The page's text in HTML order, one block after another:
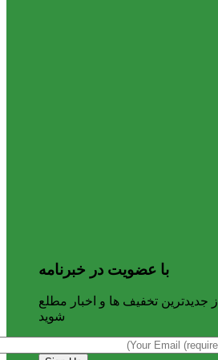
با عضویت در خبرنامه
از جدیدترین تخفیف ها و اخبار مطلع
شوید